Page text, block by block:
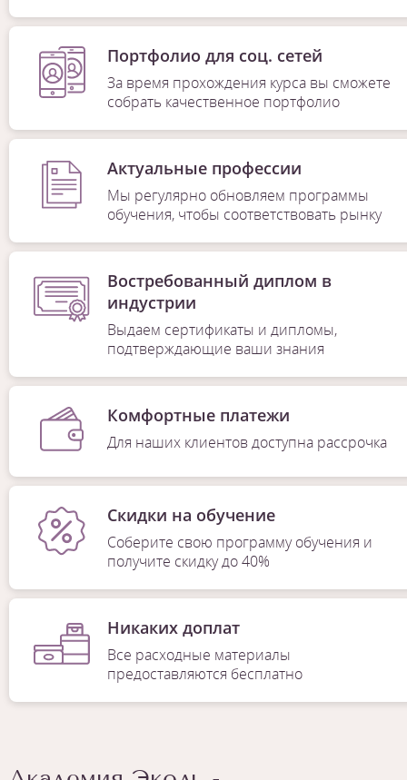
Портфолио для соц. сетей
За время прохождения курса вы сможете
собрать качественное портфолио
Актуальные профессии
Мы регулярно обновляем программы
обучения, чтобы соответствовать рынку
Востребованный диплом в
индустрии
Выдаем сертификаты и дипломы,
подтверждающие ваши знания
Комфортные платежи
Для наших клиентов доступна рассрочка
Скидки на обучение
Соберите свою программу обучения и
получите скидку до 40%
Никаких доплат
Все расходные материалы
предоставляются бесплатно